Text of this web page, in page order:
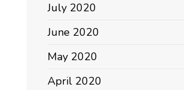
July 2020
June 2020
May 2020
April 2020